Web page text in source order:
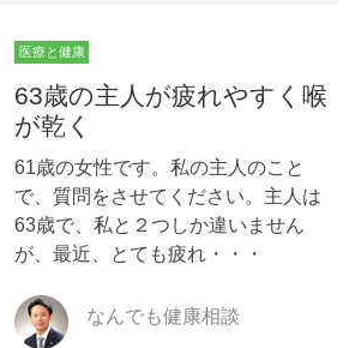
医療と健康
63歳の主人が疲れやすく喉
が乾く
61歳の女性です。私の主人のこと
で、質問をさせてください。主人は
63歳で、私と２つしか違いません
が、最近、とても疲れ・・・
なんでも健康相談